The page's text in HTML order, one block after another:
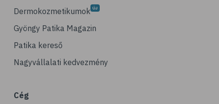
# ízületi fájdalom
# ízületek
# porckopás
# csonttörés
Dermokozmetikumok
Gyöngy Patika Magazin
Patika kereső
Nagyvállalati kedvezmény
Cég